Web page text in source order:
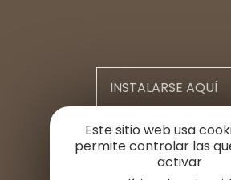
INSTALARSE AQUÍ
ESPACIO
Este sitio web usa
permite controlar las
activar